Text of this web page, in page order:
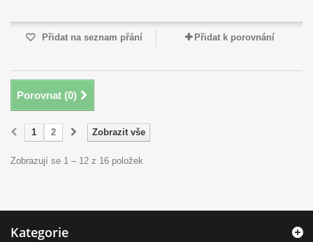
Přidat na seznam přání Přidat k porovnání
Porovnat (0)
Zobrazit vše
1 2
Zobrazují se 1 – 12 z 16 položek
Kategorie